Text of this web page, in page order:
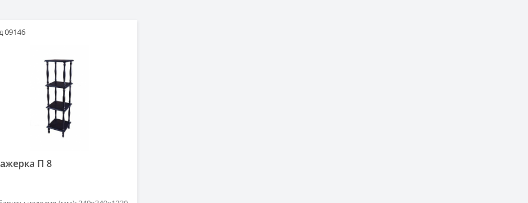
09146
П 8